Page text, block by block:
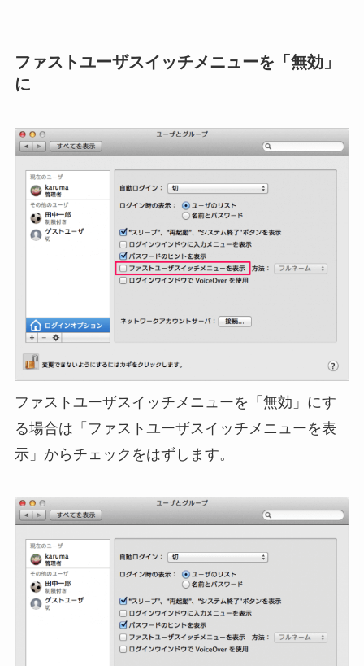
ファストユーザスイッチメニューを「無効」
に
ファストユーザスイッチメニューを「無効」にす
る場合は「ファストユーザスイッチメニューを表
示」からチェックをはずします。